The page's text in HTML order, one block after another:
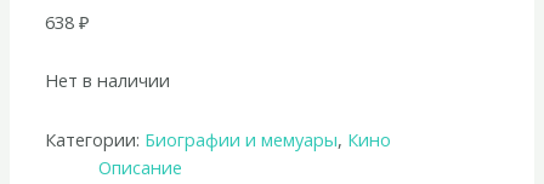
638₽
Нет в наличии
Категории: Биографии и мемуары, Кино
Описание